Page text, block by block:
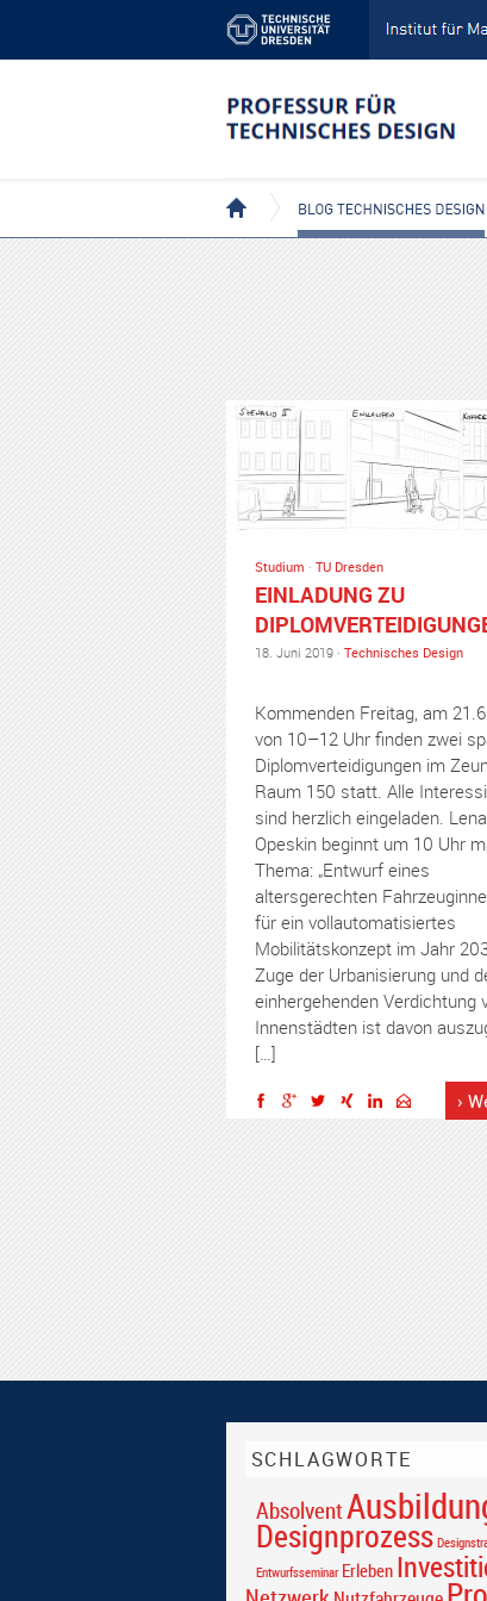
BEITRÄGE MIT DEM TAG: MOBILITÄT
Studium · TU Dresden
EINLADUNG ZU
18. Juni 2019 · Technisches Design
Kommenden Freitag, am
von 10–12 Uhr finden zwei
Diplomverteidigungen im
Raum 150 statt. Alle
sind herzlich eingeladen.
Opeskin beginnt um 10 Uhr
Thema: „Entwurf eines
altersgerechten
für ein vollautomatisiertes
Mobilitätskonzept im Jahr
Zuge der Urbanisierung und
einhergehenden Verdichtung
Innenstädten ist davon
[…]
›
SCHLAGWORTE
Absolvent
Designprozess
Entwurfsseminar Erleben